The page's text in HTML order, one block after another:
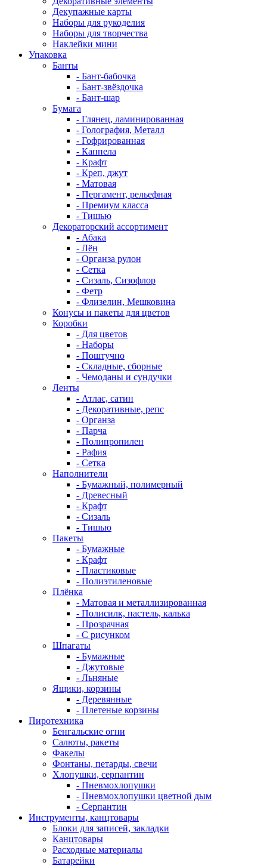
Декупажные карты
Наборы для рукоделия
Наборы для творчества
Наклейки мини
Упаковка
Банты
- Бант-бабочка
- Бант-звёздочка
- Бант-шар
Бумага
- Глянец, ламинированная
- Голография, Металл
- Гофрированная
- Каппела
- Крафт
- Креп, джут
- Матовая
- Пергамент, рельефная
- Премиум класса
- Тишью
Декораторский ассортимент
- Абака
- Лён
- Органза рулон
- Сетка
- Сизаль, Сизофлор
- Фетр
- Флизелин, Мешковина
Конусы и пакеты для цветов
Коробки
- Для цветов
- Наборы
- Поштучно
- Складные, сборные
- Чемоданы и сундучки
Ленты
- Атлас, сатин
- Декоративные, репс
- Органза
- Парча
- Полипропилен
- Рафия
- Сетка
Наполнители
- Бумажный, полимерный
- Древесный
- Крафт
- Сизаль
- Тишью
Пакеты
- Бумажные
- Крафт
- Пластиковые
- Полиэтиленовые
Плёнка
- Матовая и металлизированная
- Полисилк, пастель, калька
- Прозрачная
- С рисунком
Шпагаты
- Бумажные
- Джутовые
- Льняные
Ящики, корзины
- Деревянные
- Плетеные корзины
Пиротехника
Бенгальские огни
Салюты, ракеты
Факелы
Фонтаны, петарды, свечи
Хлопушки, серпантин
- Пневмохлопушки
- Пневмохлопушки цветной дым
- Серпантин
Инструменты, канцтовары
Блоки для записей, закладки
Канцтовары
Расходные материалы
Батарейки